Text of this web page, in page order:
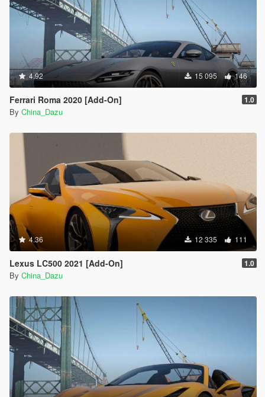
4.92 15 095 146
Ferrari Roma 2020 [Add-On] 1.0
By China_Dazu
4.36 12 335 111
Lexus LC500 2021 [Add-On] 1.0
By China_Dazu